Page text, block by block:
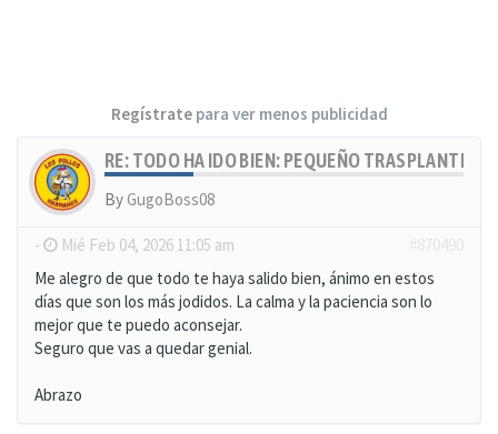
Regístratepara ver menos publicidad
RE: TODO HA IDO BIEN: PEQUEÑO TRASPLANTE,
By GugoBoss08
- Mié Feb 04, 2026 11:05 am
Me alegro de que todo te haya salido bien, ánimo en estos
días que son los más jodidos. La calma y la paciencia son lo
mejor que te puedo aconsejar.
Seguro que vas a quedar genial.
Abrazo